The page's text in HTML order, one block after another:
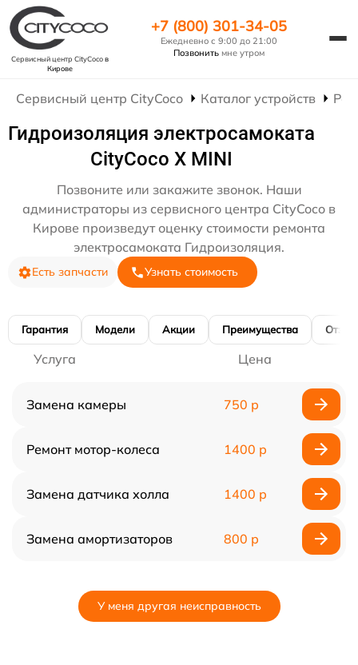
Сервисный центр CityCocoв
Кирове
+7 (800) 301-34-05
Ежедневно с 9:00 до 21:00
Позвонить мне утром
Сервисный центр CityCoco Каталог устройств
Гидроизоляция электросамоката
CityCoco X MINI
Позвоните или закажите звонок. Наши
администраторы из сервисного центра CityCoco в
Кирове произведут оценку стоимости ремонта
электросамоката Гидроизоляция.
Есть запчасти Узнать стоимость
Гарантия Модели Акции Преимущества
Услуга Цена
Замена камеры 750 р
Ремонт мотор-колеса 1400 р
Замена датчика холла 1400 р
Замена амортизаторов 800 р
У меня другая неисправность